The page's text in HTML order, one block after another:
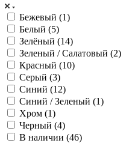
Бежевый (1)
Белый (5)
Зелёный (14)
Зеленый / Салатовый (2)
Красный (10)
Серый (3)
Синий (12)
Синий / Зеленый (1)
Хром (1)
Черный (4)
В наличии (46)